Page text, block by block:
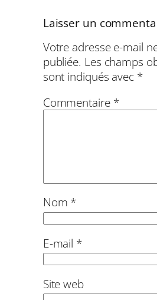
Laisser un
Votre adresse e-mail
publiée. Les champs
sont indiqués avec *
Commentaire *
Nom *
E-mail *
Site web